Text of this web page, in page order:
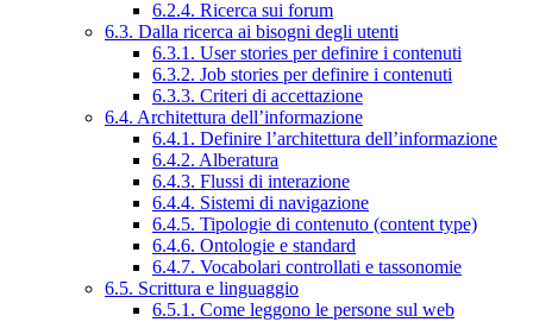
6.2.4. Ricerca sui forum
6.3. Dalla ricerca ai bisogni degli utenti
6.3.1. User stories per definire i contenuti
6.3.2. Job stories per definire i contenuti
6.3.3. Criteri di accettazione
6.4. Architettura dell’informazione
6.4.1. Definire l’architettura dell’informazione
6.4.2. Alberatura
6.4.3. Flussi di interazione
6.4.4. Sistemi di navigazione
6.4.5. Tipologie di contenuto (content type)
6.4.6. Ontologie e standard
6.4.7. Vocabolari controllati e tassonomie
6.5. Scrittura e linguaggio
6.5.1. Come leggono le persone sul web